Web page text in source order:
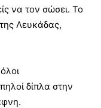
να τον σώσει. Το
Λευκάδας,
δίπλα στην